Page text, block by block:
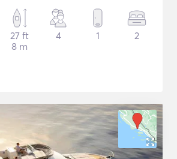
27 ft
8 m
4 1 2